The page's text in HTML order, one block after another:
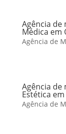
Agência de
Médica em
Agência de
Agência de
Estética
Agência de